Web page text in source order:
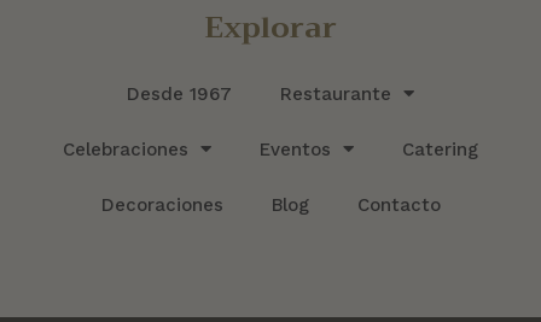
Explorar
Desde 1967 Restaurante
Celebraciones Eventos Catering
Decoraciones Blog Contacto